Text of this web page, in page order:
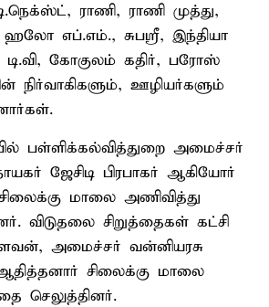
ராணி, ராணி முத்து,
ஹலோ எப்.எம்., சுபஸ்ரீ, இந்தியா
கோகுலம் கதிர், பரோஸ்
நிர்வாகிகளும், ஊழியர்களும்
பள்ளிக்கல்வித்துறை அமைச்சர்
ஜேசிடி பிரபாகர் ஆகியோர்
மாலை அணிவித்து
விடுதலை சிறுத்தைகள் கட்சி
அமைச்சர் வன்னியரசு
சிலைக்கு மாலை
செலுத்தினர்.